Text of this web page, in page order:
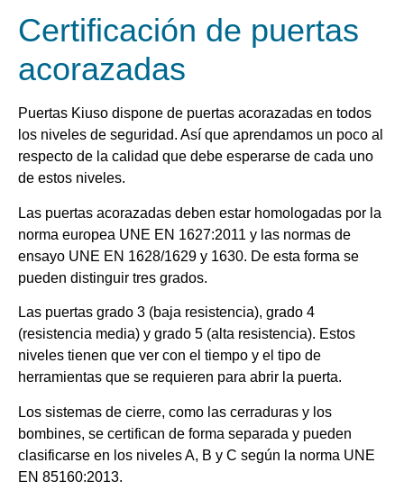
Certificación de puertas
acorazadas
Puertas Kiuso dispone de puertas acorazadas en todos
los niveles de seguridad. Así que aprendamos un poco al
respecto de la calidad que debe esperarse de cada uno
de estos niveles.
Las puertas acorazadas deben estar homologadas por la
norma europea UNE EN 1627:2011 y las normas de
ensayo UNE EN 1628/1629 y 1630. De esta forma se
pueden distinguir tres grados.
Las puertas grado 3 (baja resistencia), grado 4
(resistencia media) y grado 5 (alta resistencia). Estos
niveles tienen que ver con el tiempo y el tipo de
herramientas que se requieren para abrir la puerta.
Los sistemas de cierre, como las cerraduras y los
bombines, se certifican de forma separada y pueden
clasificarse en los niveles A, B y C según la norma UNE
EN 85160:2013.